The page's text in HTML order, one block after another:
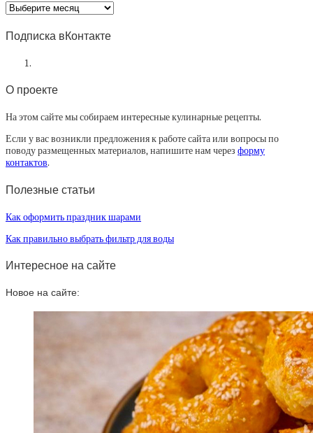
Архив
статей
Подписка вКонтакте
О проекте
На этом сайте мы собираем интересные кулинарные рецепты.
Если у вас возникли предложения к работе сайта или вопросы по
поводу размещенных материалов, напишите нам через форму
контактов.
Полезные статьи
Как оформить праздник шарами
Как правильно выбрать фильтр для воды
Интересное на сайте
Новое на сайте: